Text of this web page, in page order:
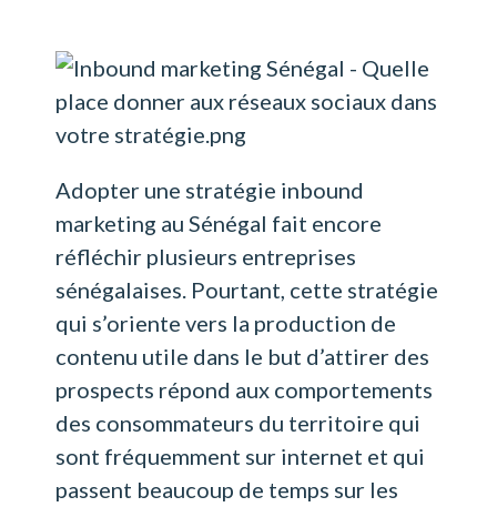
Adopter une stratégie inbound
marketing au Sénégal fait encore
réfléchir plusieurs entreprises
sénégalaises. Pourtant, cette stratégie
qui s’oriente vers la production de
contenu utile dans le but d’attirer des
prospects répond aux comportements
des consommateurs du territoire qui
sont fréquemment sur internet et qui
passent beaucoup de temps sur les